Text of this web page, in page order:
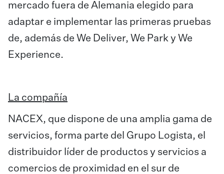
mercado fuera de Alemania elegido para
adaptar e implementar las primeras pruebas
de, además de We Deliver, We Park y We
Experience.
La compañía
NACEX, que dispone de una amplia gama de
servicios, forma parte del Grupo Logista, el
distribuidor líder de productos y servicios a
comercios de proximidad en el sur de